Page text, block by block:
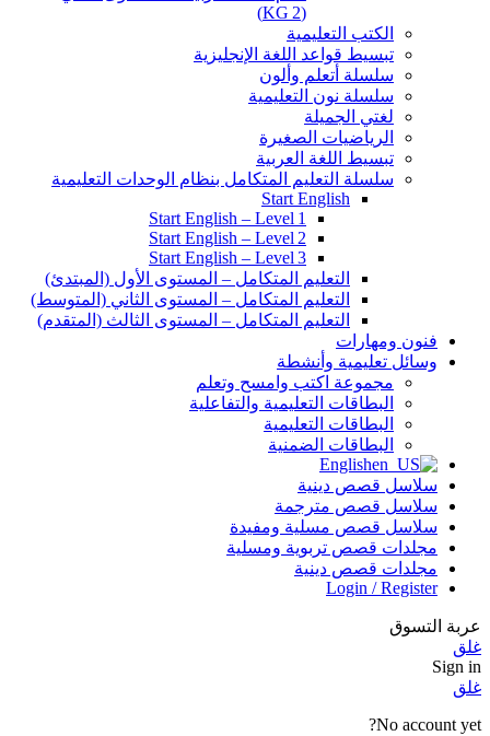
(KG 2)
الكتب التعليمية
تبسيط قواعد اللغة الإنجليزية
سلسلة أتعلم وألون
سلسلة نون التعليمية
لغتي الجميلة
الرياضيات الصغيرة
تبسيط اللغة العربية
سلسلة التعليم المتكامل بنظام الوحدات التعليمية
Start English
Start English – Level 1
Start English – Level 2
Start English – Level 3
التعليم المتكامل – المستوى الأول (المبتدئ)
التعليم المتكامل – المستوى الثاني (المتوسط)
التعليم المتكامل – المستوى الثالث (المتقدم)
فنون ومهارات
وسائل تعليمية وأنشطة
مجموعة اكتب وامسح وتعلم
البطاقات التعليمية والتفاعلية
البطاقات التعليمية
البطاقات الضمنية
English
سلاسل قصص دينية
سلاسل قصص مترجمة
سلاسل قصص مسلية ومفيدة
مجلدات قصص تربوية ومسلية
مجلدات قصص دينية
Login / Register
عربة التسوق
غلق
Sign in
غلق
No account yet?